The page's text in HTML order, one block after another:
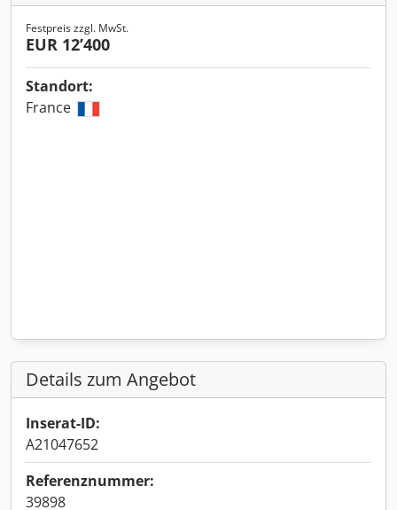
Festpreis zzgl. MwSt.
EUR 12’400
Standort:
France
Details zum Angebot
Inserat-ID:
A21047652
Referenznummer:
39898